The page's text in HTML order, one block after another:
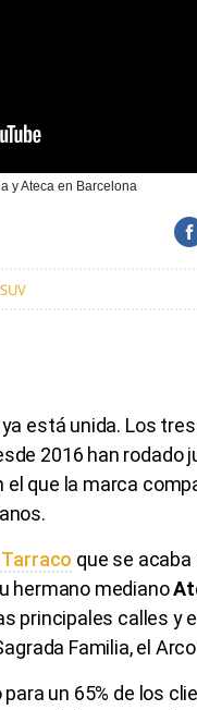
y Ateca en Barcelona
SUV
ya está unida. Los
2016 han rodado
el que la marca
que se acaba
hermano mediano
principales calles y
Familia, el
un 65% de los